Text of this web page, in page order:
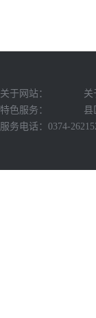
关于网站： 关
特色服务：
县
服务电话：0374-